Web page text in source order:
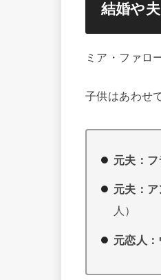
結婚や
ミア・ファロ
子供はあわせ
元夫：
元夫：
人）
元恋人